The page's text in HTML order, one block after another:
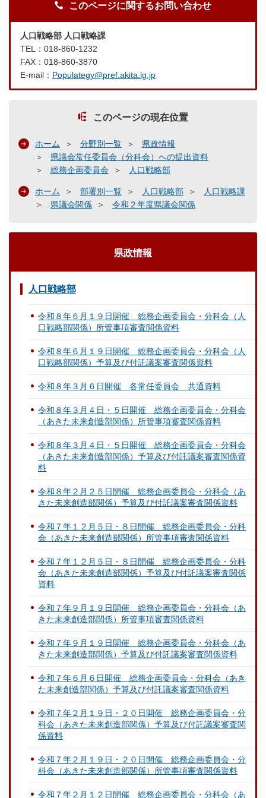
このページに関するお問い合わせ
人口戦略部 人口戦略課
TEL：018-860-1232
FAX：018-860-3870
E-mail： Populategy@pref.akita.lg.jp
このページの現在位置
ホーム 分野別一覧
県政情報
県議会常任委員会（分科会）への提出資料
総務企画委員会
人口戦略部
ホーム 部署別一覧 人口戦略部
人口戦略課
県議会関係
令和２年度県議会関係
県政情報
人口戦略部
令和８年６月１９日開催 総務企画委員会・分科会（人
口戦略部関係）所管事項審査関係資料
令和８年６月１９日開催 総務企画委員会・分科会（人
口戦略部関係）予算及び付託議案審査関係資料
令和８年３月６日開催 各常任委員会 共通資料
令和８年３月４日・５日開催 総務企画委員会・分科会
（あきた未来創造部関係）所管事項審査関係資料
令和８年３月４日・５日開催 総務企画委員会・分科会
（あきた未来創造部関係）予算及び付託議案審査関係資
料
令和８年２月２５日開催 総務企画委員会・分科会（あ
きた未来創造部関係）予算及び付託議案審査関係資料
令和７年１２月５日・８日開催 総務企画委員会・分科
会（あきた未来創造部関係）所管事項審査関係資料
令和７年１２月５日・８日開催 総務企画委員会・分科
会（あきた未来創造部関係）予算及び付託議案審査関係
資料
令和７年９月１９日開催 総務企画委員会・分科会（あ
きた未来創造部関係）所管事項審査関係資料
令和７年９月１９日開催 総務企画委員会・分科会（あ
きた未来創造部関係）予算及び付託議案審査関係資料
令和７年６月６日開催 総務企画委員会・分科会（あき
た未来創造部関係）予算及び付託議案審査関係資料
令和７年２月１９日・２０日開催 総務企画委員会・分
科会（あきた未来創造部関係）予算及び付託議案審査関
係資料
令和７年２月１９日・２０日開催 総務企画委員会・分
科会（あきた未来創造部関係）所管事項審査関係資料
令和７年２月１２日開催 総務企画委員会・分科会（あ